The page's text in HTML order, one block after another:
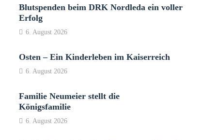
Blutspenden beim DRK Nordleda ein voller
Erfolg
6. August 2026
Osten – Ein Kinderleben im Kaiserreich
6. August 2026
Familie Neumeier stellt die
Königsfamilie
6. August 2026